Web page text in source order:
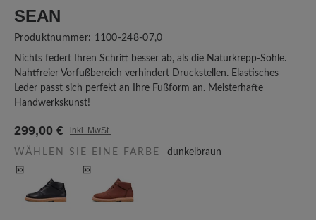
SEAN
Produktnummer: 1100-248-07,0
Nichts federt Ihren Schritt besser ab, als die Naturkrepp-Sohle.
Nahtfreier Vorfußbereich verhindert Druckstellen. Elastisches
Leder passt sich perfekt an Ihre Fußform an. Meisterhafte
Handwerkskunst!
299,00 € inkl. MwSt.
WÄHLEN SIE EINE FARBE dunkelbraun